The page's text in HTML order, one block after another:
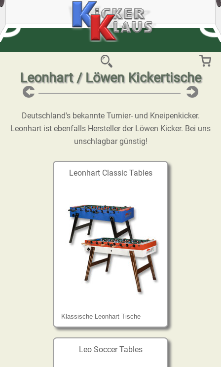
Leonhart / Löwen Kickertische
Deutschland's bekannte Turnier- und Kneipenkicker.
Leonhart ist ebenfalls Hersteller der Löwen Kicker. Bei uns
unschlagbar günstig!
Leonhart Classic Tables
Klassische Leonhart Tische
Leo Soccer Tables